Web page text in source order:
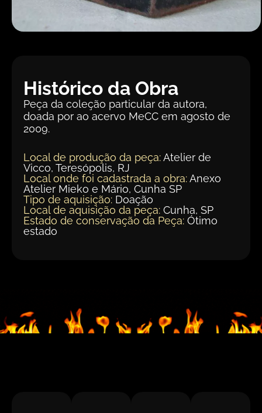
Histórico da Obra
Peça da coleção particular da autora,
doada por ao acervo MeCC em agosto de
2009.
Local de produção da peça:Atelier de
Vicco, Teresópolis, RJ
Local onde foi cadastrada a obra:Anexo
Atelier Mieko e Mário, Cunha SP
Tipo de aquisição: Doação
Local de aquisição da peça: Cunha, SP
Estado de conservação da Peça: Ótimo
estado